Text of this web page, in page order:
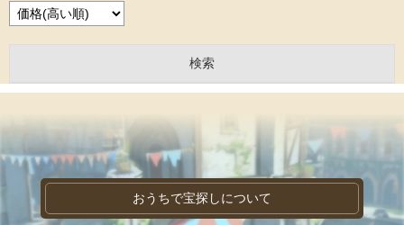
おうちで宝探しについて